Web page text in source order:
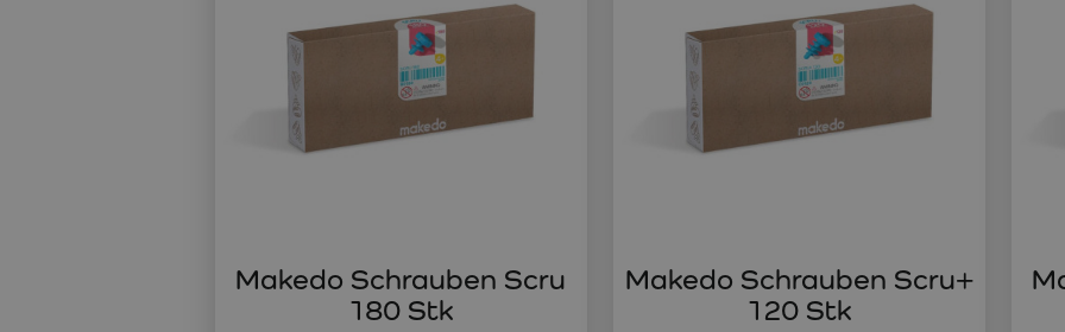
Makedo Schrauben Scru
180 Stk
Makedo Schrauben Scru+
120 Stk